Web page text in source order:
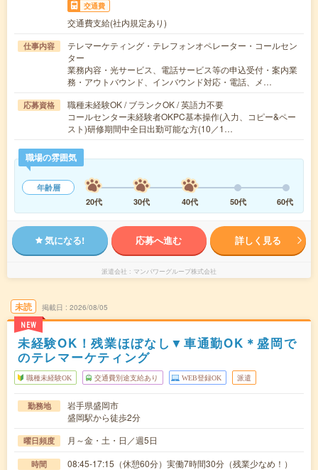
交通費
交通費支給(社内規定あり)
仕事内容
テレマーケティング・テレフォンオペレーター・コールセン
ター
業務内容・光サービス、電話サービス等の申込受付・案内業
務・アウトバウンド、インバウンド対応・電話、メ…
応募資格
職種未経験OK / ブランクOK / 英語力不要
コールセンター未経験者OKPC基本操作(入力、コピー&ペー
スト)研修期間中全日出勤可能な方(10／1…
職場の雰囲気
年齢層
20代
30代 40代 50代 60代
気になる! 応募へ進む 詳しく見る
派遣会社 マンパワーグループ株式会社
未読
NEW
掲載日 2026/08/05
未経験OK！残業ほぼなし▼車通勤OK＊盛岡で
のテレマーケティング
職種未経験OK 交通費別途支給あり WEB登録OK 派遣
勤務地
岩手県盛岡市
盛岡駅から徒歩2分
曜日頻度 月～金・土・日／週5日
時間 08:45-17:15（休憩60分）実働7時間30分（残業少なめ！）